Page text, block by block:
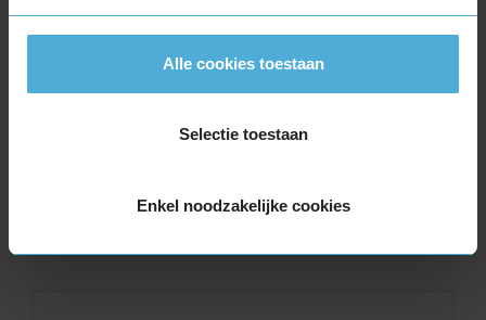
Alle cookies toestaan
Selectie toestaan
Enkel noodzakelijke cookies
Comfort
8,0
Datum beoordeling15 juli 2026
Kilometer per jaar 10.000 tot 25.000 km